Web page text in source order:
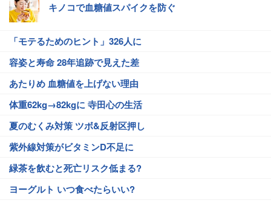
キノコで血糖値スパイクを防ぐ
「モテるためのヒント」326人に
容姿と寿命 28年追跡で見えた差
あたりめ 血糖値を上げない理由
体重62kg→82kgに 寺田心の生活
夏のむくみ対策 ツボ&反射区押し
紫外線対策がビタミンD不足に
緑茶を飲むと死亡リスク低まる?
ヨーグルト いつ食べたらいい?